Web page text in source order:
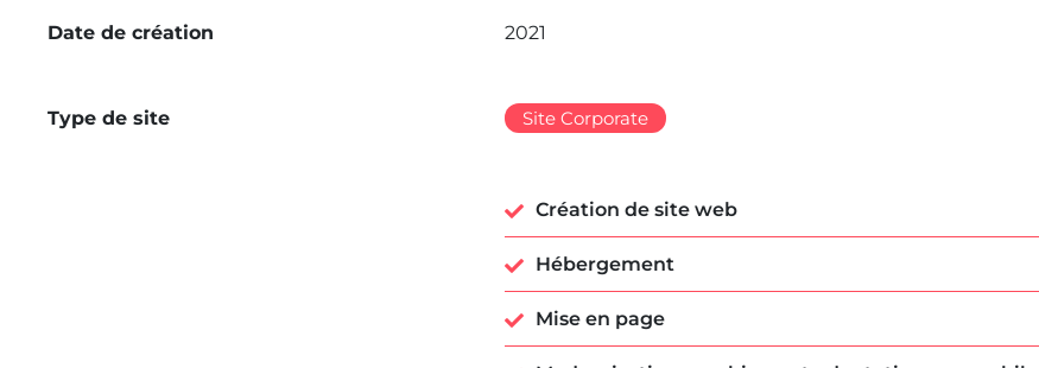
Date de création 2021
Type de site Site Corporate
Création de site web
Hébergement
Mise en page